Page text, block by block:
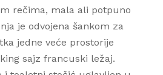
rečima, mala ali potpuno
je odvojena šankom za
jedne veće prostorije
sajz francuski ležaj.